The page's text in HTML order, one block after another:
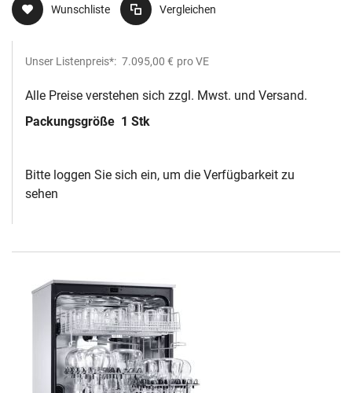
Wunschliste Vergleichen
Unser Listenpreis*: 7.095,00 € pro VE
Alle Preise verstehen sich zzgl. Mwst. und Versand.
Packungsgröße 1 Stk
Bitte loggen Sie sich ein, um die Verfügbarkeit zu
sehen